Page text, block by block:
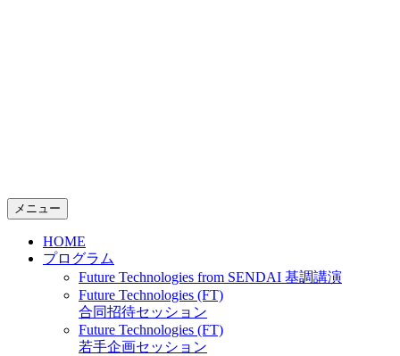
プ
メニュー
HOME
プログラム
Future Technologies from SENDAI 基調講演
Future Technologies (FT)
合同招待セッション
Future Technologies (FT)
若手企画セッション